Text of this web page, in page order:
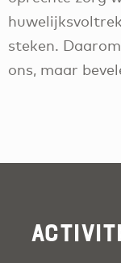
steken.
ons, maar